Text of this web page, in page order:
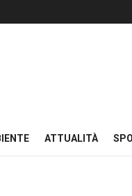
ATTUALITÀ